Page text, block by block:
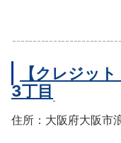
【クレジッ
3丁目
住所：大阪府大阪市